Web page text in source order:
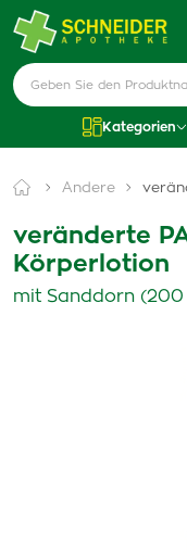
Kategorien
Andere
veränderte
Körperlotion
mit Sanddorn